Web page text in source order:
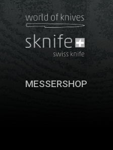
MESSERSHOP